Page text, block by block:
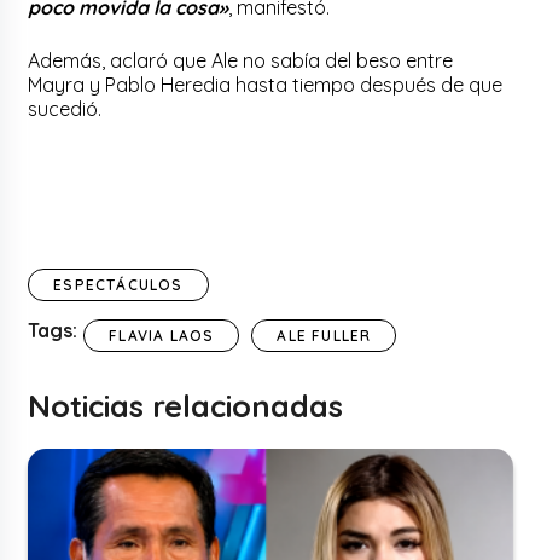
poco movida la cosa», manifestó.
Además, aclaró que Ale no sabía del beso entre
Mayra y Pablo Heredia hasta tiempo después de que
sucedió.
ESPECTÁCULOS
Tags: FLAVIA LAOS ALE FULLER
Noticias relacionadas